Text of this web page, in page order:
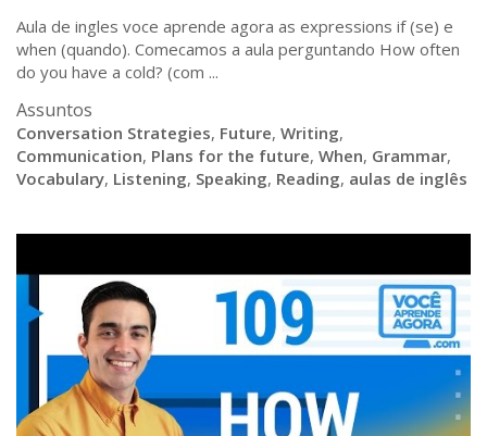
Aula de ingles voce aprende agora as expressions if (se) e
when (quando). Comecamos a aula perguntando How often
do you have a cold? (com ...
Assuntos
Conversation Strategies, Future, Writing,
Communication, Plans for the future, When, Grammar,
Vocabulary, Listening, Speaking, Reading, aulas de inglês